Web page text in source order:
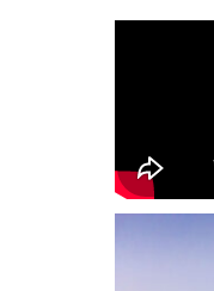
diseñado
que
Al entrar